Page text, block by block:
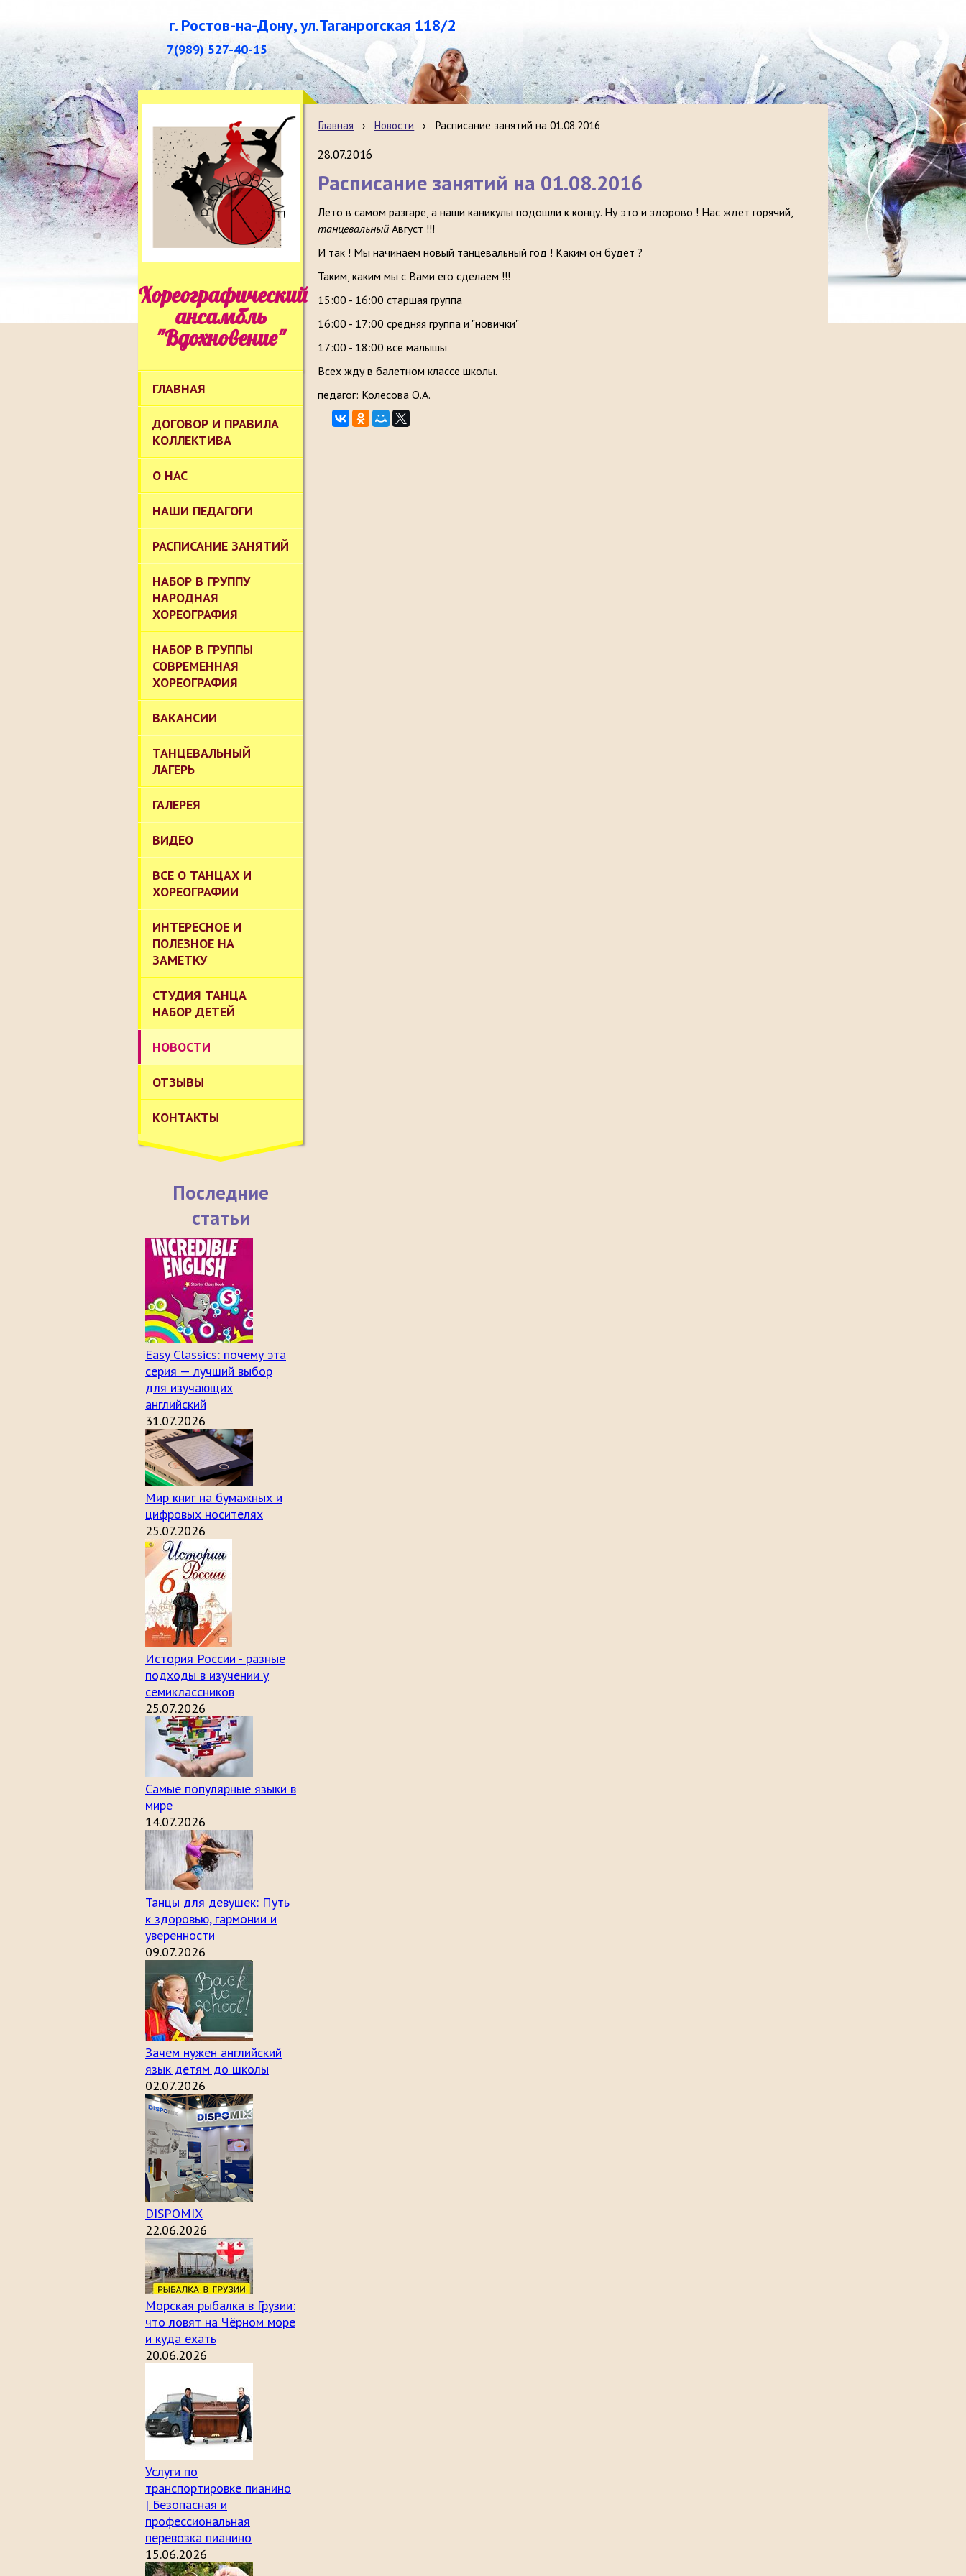
г. Ростов-на-Дону, ул.Таганрогская 118/2
7(989) 527-40-15
Хореографический
ансамбль
"Вдохновение"
ГЛАВНАЯ
ДОГОВОР И ПРАВИЛА
КОЛЛЕКТИВА
О НАС
НАШИ ПЕДАГОГИ
РАСПИСАНИЕ ЗАНЯТИЙ
НАБОР В ГРУППУ
НАРОДНАЯ
ХОРЕОГРАФИЯ
НАБОР В ГРУППЫ
СОВРЕМЕННАЯ
ХОРЕОГРАФИЯ
ВАКАНСИИ
ТАНЦЕВАЛЬНЫЙ
ЛАГЕРЬ
ГАЛЕРЕЯ
ВИДЕО
ВСЕ О ТАНЦАХ И
ХОРЕОГРАФИИ
ИНТЕРЕСНОЕ И
ПОЛЕЗНОЕ НА
ЗАМЕТКУ
СТУДИЯ ТАНЦА
НАБОР ДЕТЕЙ
НОВОСТИ
ОТЗЫВЫ
КОНТАКТЫ
Последние
статьи
Easy Classics: почему эта
серия — лучший выбор
для изучающих
английский
31.07.2026
Мир книг на бумажных и
цифровых носителях
25.07.2026
История России - разные
подходы в изучении у
семиклассников
25.07.2026
Самые популярные языки в
мире
14.07.2026
Танцы для девушек: Путь
к здоровью, гармонии и
уверенности
09.07.2026
Зачем нужен английский
язык детям до школы
02.07.2026
DISPOMIX
22.06.2026
Морская рыбалка в Грузии:
что ловят на Чёрном море
и куда ехать
20.06.2026
Услуги по
транспортировке пианино
| Безопасная и
профессиональная
перевозка пианино
15.06.2026
Главная › Новости › Расписание занятий на 01.08.2016
28.07.2016
Расписание занятий на 01.08.2016
Лето в самом разгаре, а наши каникулы подошли к концу. Ну это и здорово ! Нас ждет горячий,
танцевальный Август !!!
И так ! Мы начинаем новый танцевальный год ! Каким он будет ?
Таким, каким мы с Вами его сделаем !!!
15:00 - 16:00 старшая группа
16:00 - 17:00 средняя группа и "новички"
17:00 - 18:00 все малышы
Всех жду в балетном классе школы.
педагог: Колесова О.А.